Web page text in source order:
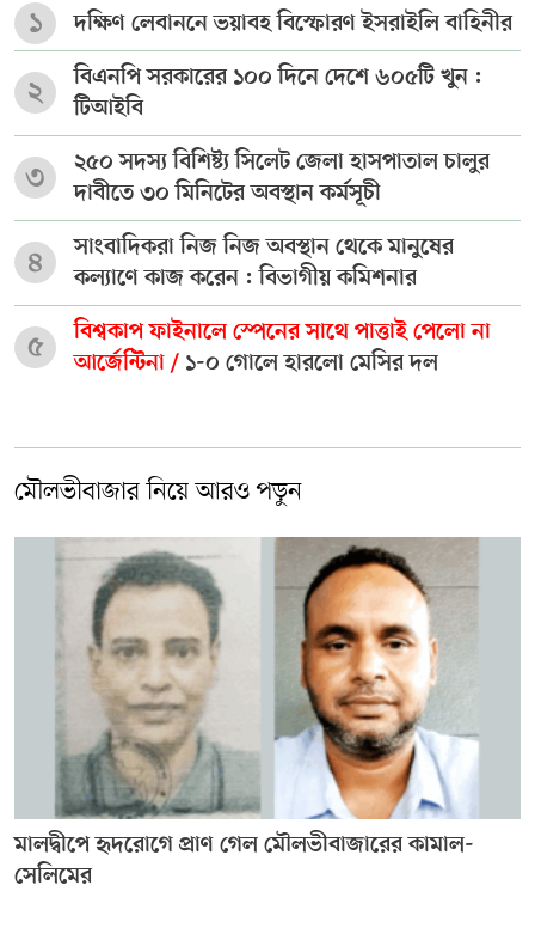
১ দক্ষিণ লেবাননে ভয়াবহ বিস্ফোরণ ইসরাইলি বাহিনীর
২
বিএনপি সরকারের ১০০ দিনে দেশে ৬০৫টি খুন :
টিআইবি
৩
২৫০ সদস্য বিশিষ্ট্য সিলেট জেলা হাসপাতাল চালুর
দাবীতে ৩০ মিনিটের অবস্থান কর্মসূচী
৪
সাংবাদিকরা নিজ নিজ অবস্থান থেকে মানুষের
কল্যাণে কাজ করেন : বিভাগীয় কমিশনার
৫
বিশ্বকাপ ফাইনালে স্পেনের সাথে পাত্তাই পেলো না
আর্জেন্টিনা / ১-০ গোলে হারলো মেসির দল
মৌলভীবাজার নিয়ে আরও পড়ুন
মালদ্বীপে হৃদরোগে প্রাণ গেল মৌলভীবাজারের কামাল-
সেলিমের